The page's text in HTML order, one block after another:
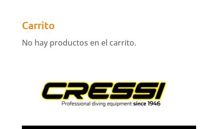
Carrito
No hay productos en el carrito.